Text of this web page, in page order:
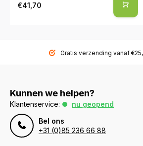
€41,70
Gratis verzending vanaf
Kunnen we helpen?
Klantenservice:
nu geopend
Bel ons
+31 (0)85 236 66 88